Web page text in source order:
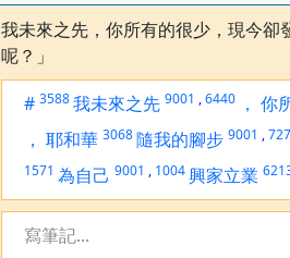
我未來之先，你所有的很少，現今
呢？」
# 3588我未來之先 9001 ,6440 ， 你
， 耶和華 3068隨我的腳步 9001 ,
1571 為自己 9001 , 1004興家立業
寫筆記...